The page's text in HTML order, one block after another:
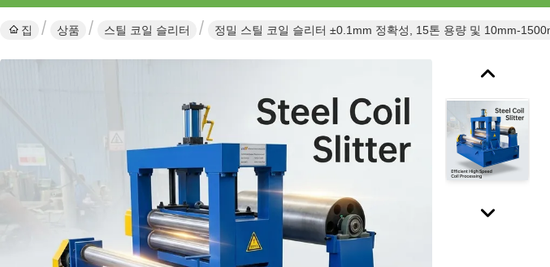
집 상품 스틸 코일 슬리터 정밀 스틸 코일 슬리터 ±0.1mm 정확성, 15톤 용량 및 10mm-